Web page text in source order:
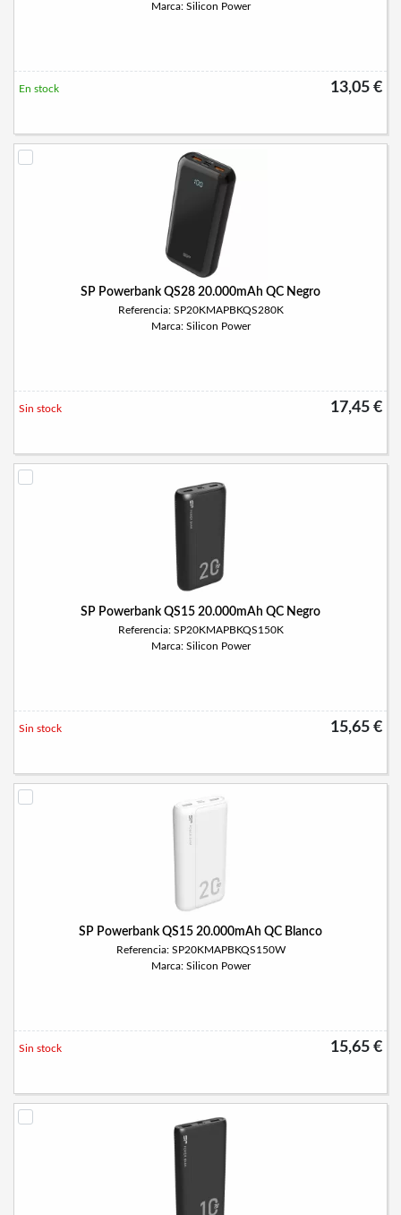
Marca: Silicon Power
13,05 €
En stock
SP Powerbank QS28 20.000mAh QC Negro
Referencia: SP20KMAPBKQS280K
Marca: Silicon Power
17,45 €
Sin stock
SP Powerbank QS15 20.000mAh QC Negro
Referencia: SP20KMAPBKQS150K
Marca: Silicon Power
15,65 €
Sin stock
SP Powerbank QS15 20.000mAh QC Blanco
Referencia: SP20KMAPBKQS150W
Marca: Silicon Power
15,65 €
Sin stock